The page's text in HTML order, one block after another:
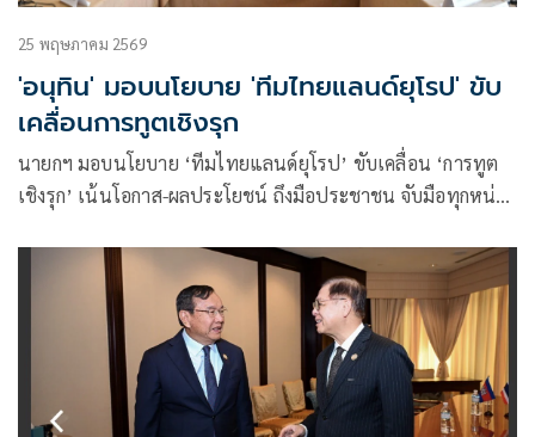
25 พฤษภาคม 2569
'อนุทิน' มอบนโยบาย 'ทีมไทยแลนด์ยุโรป' ขับ
เคลื่อนการทูตเชิงรุก
นายกฯ มอบนโยบาย ‘ทีมไทยแลนด์ยุโรป’ ขับเคลื่อน ‘การทูต
เชิงรุก’ เน้นโอกาส-ผลประโยชน์ ถึงมือประชาชน จับมือทุกหน่วย